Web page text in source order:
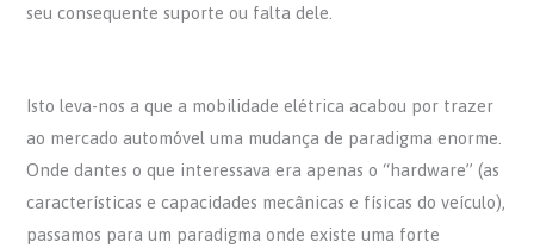
seu consequente suporte ou falta dele.
Isto leva-nos a que a mobilidade elétrica acabou por trazer
ao mercado automóvel uma mudança de paradigma enorme.
Onde dantes o que interessava era apenas o “hardware” (as
características e capacidades mecânicas e físicas do veículo),
passamos para um paradigma onde existe uma forte